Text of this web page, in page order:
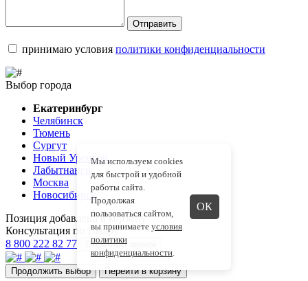
Отправить
принимаю условия политики конфиденциальности
Выбор города
Екатеринбург
Челябинск
Тюмень
Сургут
Новый Уренгой
Лабытнанги
Москва
Новосибирск
Позиция добавлена в корзину
Консультация по товару
8 800 222 82 77
Обратный звонок
Продолжить выбор Перейти в корзину
Мы используем cookies
для быстрой и удобной
работы сайта.
Продолжая
пользоваться сайтом,
вы принимаете условия
политики
конфиденциальности.
ОК